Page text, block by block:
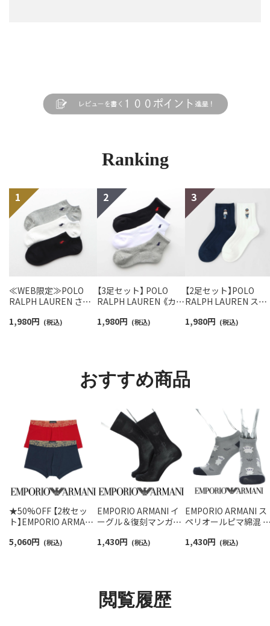
Ranking
≪WEB限定≫POLO
RALPH LAUREN さら
スニーカー丈ソックス
1,980円 (税込)
【3足セット】 POLO
RALPH LAUREN 《カラ
ンポイントソックス シ
1,980円 (税込)
【2足セット】POLO
RALPH LAUREN スタ
ロベア オーガニック
1,980円 (税込)
おすすめ商品
★50%OFF 【2枚セッ
ト】EMPORIO ARMANI
OVER シャイニーロゴ
5,060円 (税込)
EMPORIO ARMANI イ
ーグル＆復刻マンガベ
ビジネス ソックス メン
1,430円 (税込)
EMPORIO ARMANI ス
ペリオールピマ綿混
ニーカー丈 カジュア
1,430円 (税込)
閲覧履歴